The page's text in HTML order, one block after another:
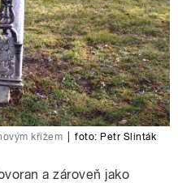
křížem foto:Petr Slinták
a zároveň jako